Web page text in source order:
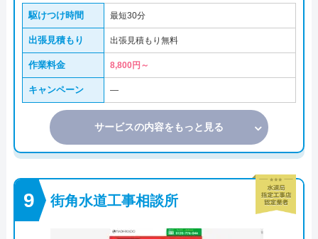
駆けつけ時間 最短30分
出張見積もり 出張見積もり無料
作業料金 8,800円～
キャンペーン ―
サービスの内容をもっと見る
街角水道工事相談所